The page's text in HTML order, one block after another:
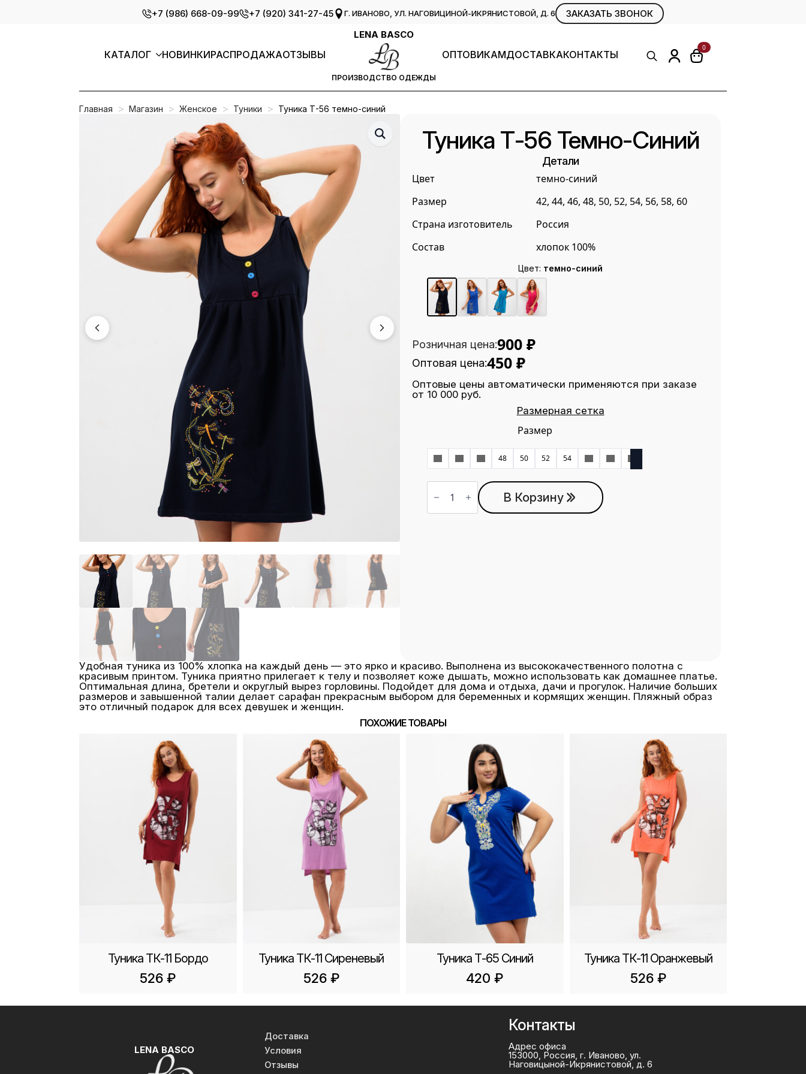
+7 (986) 668-09-99 +7 (920) 341-27-45 Г. ИВАНОВО, УЛ. НАГОВИЦИНОЙ-ИКРЯНИСТОВОЙ, Д. 6 ЗАКАЗАТЬ ЗВОНОК
КАТАЛОГ НОВИНКИРАСПРОДАЖАОТЗЫВЫ
LENA BASCO
ПРОИЗВОДСТВО ОДЕЖДЫ
ОПТОВИКАМДОСТАВКАКОНТАКТЫ
0
Главная Магазин Женское Туники Туника Т-56 темно-синий
Туника Т-56 Темно-Синий
Детали
Цвет
темно-синий
Размер
42, 44, 46, 48, 50, 52, 54, 56, 58, 60
Страна изготовитель
Россия
Состав
хлопок 100%
Цвет: темно-синий
Розничная цена:900 ₽
Оптовая цена:450 ₽
Оптовые цены автоматически применяются при заказе
от 10 000 руб.
Размерная сетка
Размер
42 44 46 48 50 52 54 56 58 60
Количество
товара
Туника
Т-56
В Корзину
Удобная туника из 100% хлопка на каждый день — это ярко и красиво. Выполнена из высококачественного полотна с
красивым принтом. Туника приятно прилегает к телу и позволяет коже дышать, можно использовать как домашнее платье.
Оптимальная длина, бретели и округлый вырез горловины. Подойдет для дома и отдыха, дачи и прогулок. Наличие больших
размеров и завышенной талии делает сарафан прекрасным выбором для беременных и кормящих женщин. Пляжный образ
это отличный подарок для всех девушек и женщин.
ПОХОЖИЕ ТОВАРЫ
Туника ТК-11 Бордо
526₽
Туника ТК-11 Сиреневый
526 ₽
Туника Т-65 Синий
420₽
Туника ТК-11 Оранжевый
526 ₽
LENA BASCO
Доставка
Условия
Отзывы
Контакты
Адрес офиса
153000, Россия, г. Иваново, ул.
Наговицыной-Икрянистовой, д. 6